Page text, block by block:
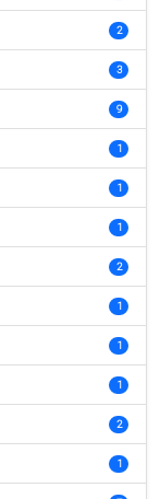
2
3
9
1
1
1
2
1
1
1
2
1